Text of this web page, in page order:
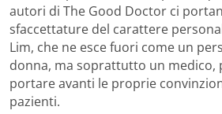
autori di The Good Doctor ci
sfaccettature del carattere
Lim, che ne esce fuori come un
donna, ma soprattutto un
portare avanti le proprie
pazienti.